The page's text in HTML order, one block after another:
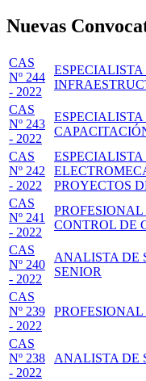
Nuevas
CAS
Nº 244
- 2022
CAS
Nº 243
- 2022
CAS
Nº 242
- 2022
PROYECTOS
CAS
Nº 241
- 2022
CONTROL DE
CAS
Nº 240
- 2022
ANALISTA DE
SENIOR
CAS
Nº 239
- 2022
CAS
Nº 238
- 2022
ANALISTA DE